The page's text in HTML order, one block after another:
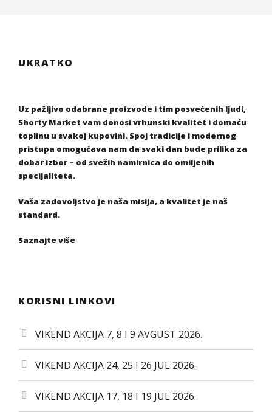
UKRATKO
Uz pažljivo odabrane proizvode i tim posvećenih ljudi,
Shorty Market vam donosi vrhunski kvalitet i domaću
toplinu u svakoj kupovini. Spoj tradicije i modernog
pristupa omogućava nam da svaki dan bude prilika za
dobar izbor – od svežih namirnica do omiljenih
specijaliteta.
Vaša zadovoljstvo je naša misija, a kvalitet je naš
standard.
Saznajte više
KORISNI LINKOVI
VIKEND AKCIJA 7, 8 I 9 AVGUST 2026.
VIKEND AKCIJA 24, 25 I 26 JUL 2026.
VIKEND AKCIJA 17, 18 I 19 JUL 2026.